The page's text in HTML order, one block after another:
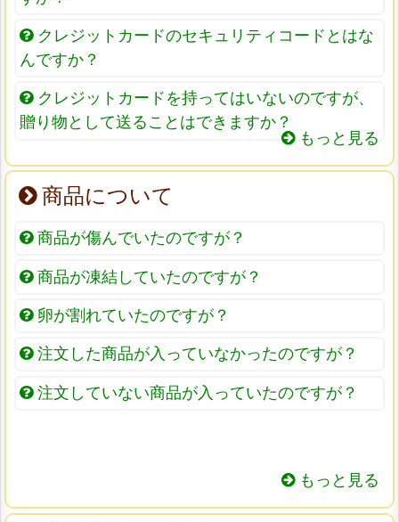
クレジットカードのセキュリティコードとはな
んですか？
クレジットカードを持ってはいないのですが、
贈り物として送ることはできますか？
もっと見る
商品について
商品が傷んでいたのですが？
商品が凍結していたのですが？
卵が割れていたのですが？
注文した商品が入っていなかったのですが？
注文していない商品が入っていたのですが？
もっと見る